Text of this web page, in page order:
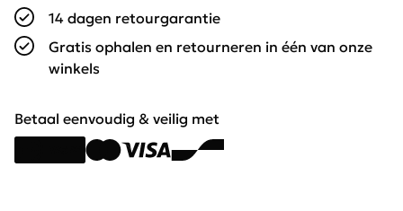
14 dagen retourgarantie
Gratis ophalen en retourneren in één van onze
winkels
Betaal eenvoudig & veilig met